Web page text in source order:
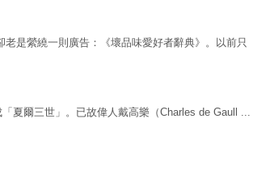
是縈繞一則廣告：《壞品味愛好者辭典》。以前只
夏爾三世」。已故偉人戴高樂（Charles de Gaull ...